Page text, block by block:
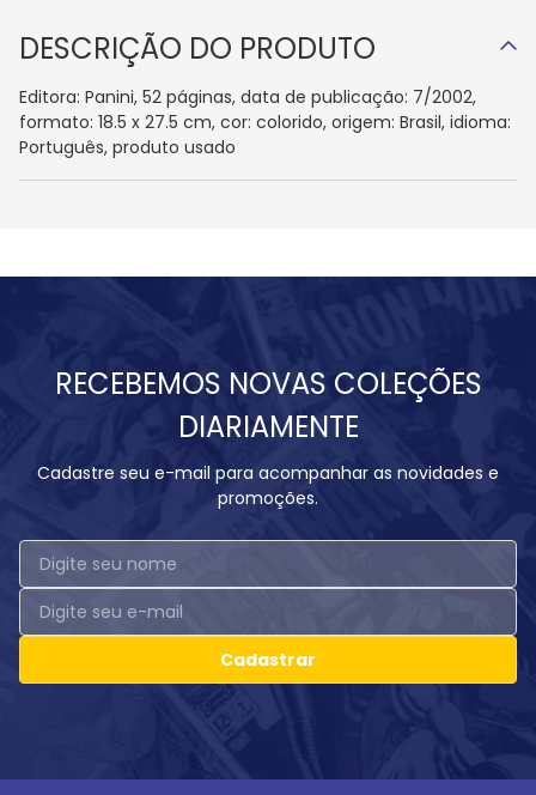
DESCRIÇÃO DO PRODUTO
Editora: Panini, 52 páginas, data de publicação: 7/2002,
formato: 18.5 x 27.5 cm, cor: colorido, origem: Brasil, idioma:
Português, produto usado
RECEBEMOS NOVAS COLEÇÕES
DIARIAMENTE
Cadastre seu e-mail para acompanhar as novidades e
promoções.
Cadastrar